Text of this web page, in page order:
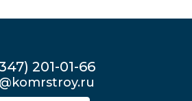
201-01-66